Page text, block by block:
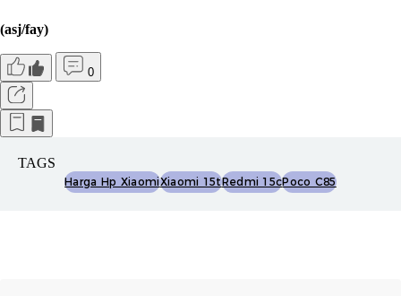
(asj/fay)
0
TAGS
Harga Hp XiaomiXiaomi 15tRedmi 15cPoco C85